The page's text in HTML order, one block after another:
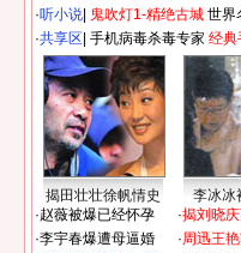
·听小说 鬼吹灯1-精绝古城 世界
·共享区 手机病毒杀毒专家 经典
揭田壮壮徐帆情史 李冰冰
·赵薇被爆已经怀孕
·李宇春爆遭母逼婚
·揭刘晓
·周迅王